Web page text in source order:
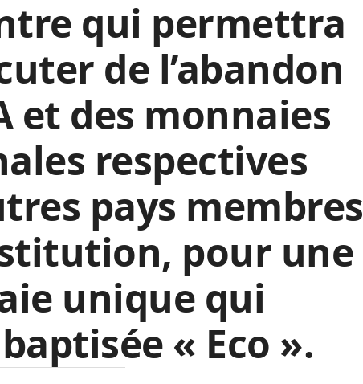
qui permettra
de l’abandon
et des monnaies
respectives
pays membres
pour une
unique qui
« Eco ».